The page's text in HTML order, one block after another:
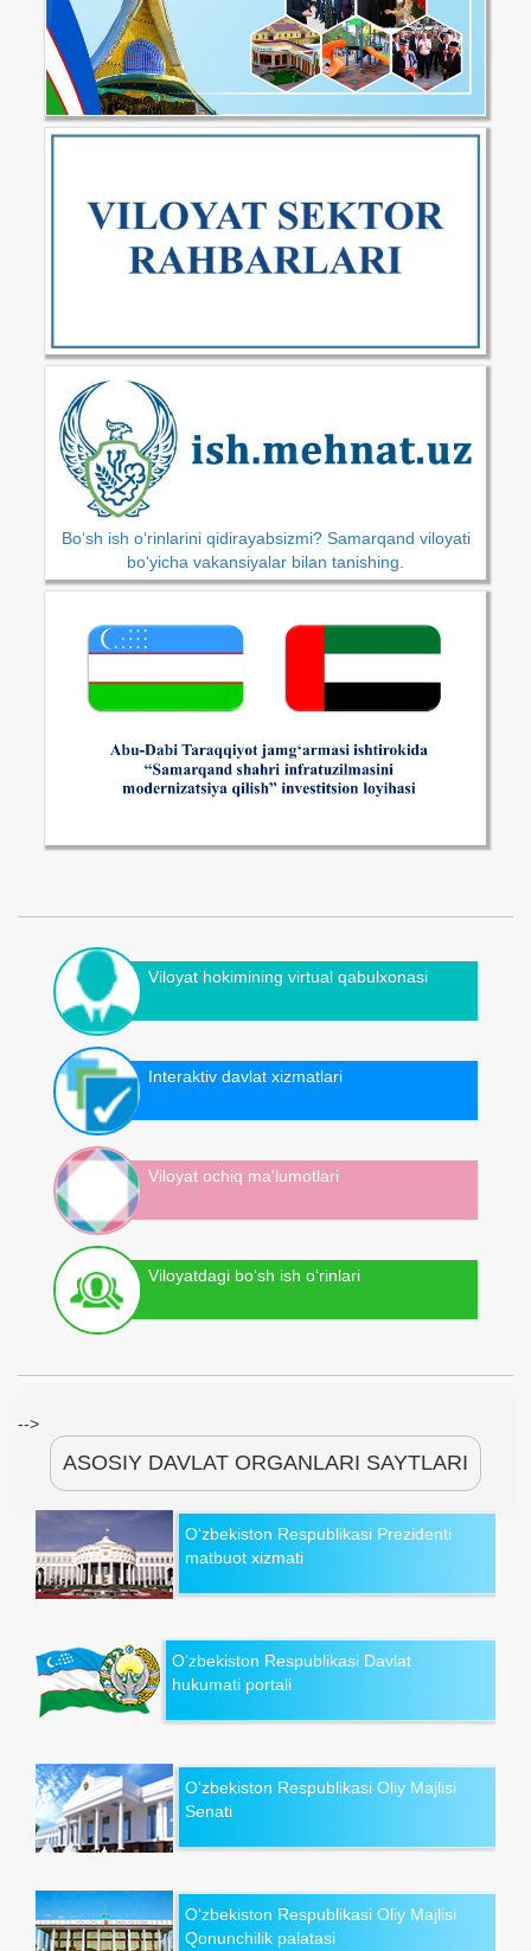
Bo‘sh ish o‘rinlarini qidirayabsizmi? Samarqand viloyati
bo‘yicha vakansiyalar bilan tanishing.
Viloyat hokimining virtual qabulxonasi
Interaktiv davlat xizmatlari
Viloyat ochiq ma'lumotlari
Viloyatdagi bo‘sh ish o‘rinlari
-->
ASOSIY DAVLAT ORGANLARI SAYTLARI
O‘zbekiston Respublikasi Prezidenti
matbuot xizmati
O‘zbekiston Respublikasi Davlat
hukumati portali
O‘zbekiston Respublikasi Oliy Majlisi
Senati
O‘zbekiston Respublikasi Oliy Majlisi
Qonunchilik palatasi